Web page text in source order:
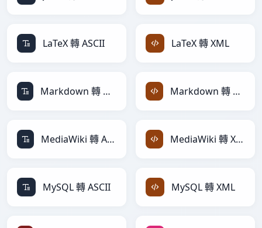
LaTeX 轉 ASCII LaTeX 轉 XML
Markdown 轉 ASCII Markdown 轉 XML
MediaWiki 轉 ASCII MediaWiki 轉 XML
MySQL 轉 ASCII MySQL 轉 XML